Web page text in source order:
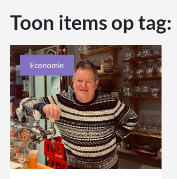
Toon items op tag:
Economie